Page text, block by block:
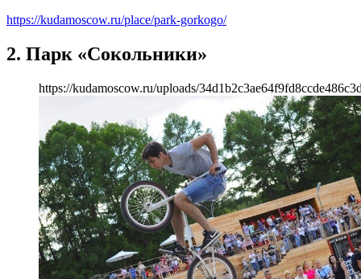
https://kudamoscow.ru/place/park-gorkogo/
2. Парк «Сокольники»
https://kudamoscow.ru/uploads/